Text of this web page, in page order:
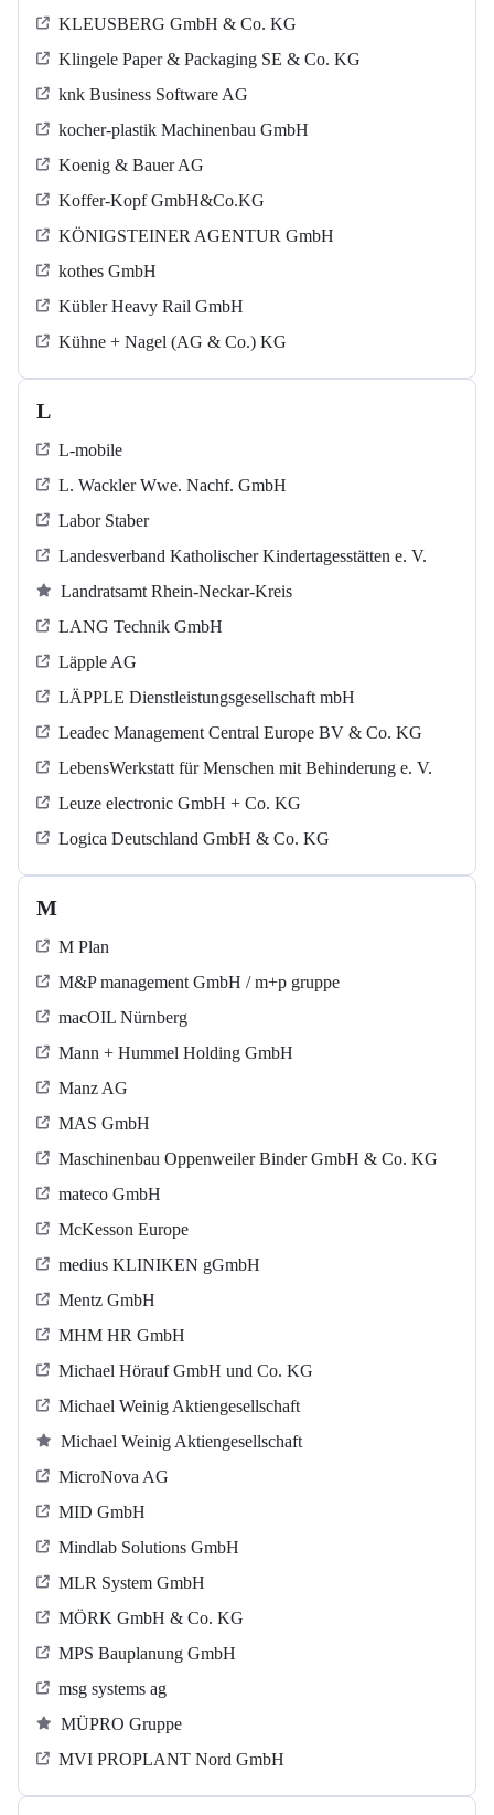
KLEUSBERG GmbH & Co. KG
Klingele Paper & Packaging SE & Co. KG
knk Business Software AG
kocher-plastik Machinenbau GmbH
Koenig & Bauer AG
Koffer-Kopf GmbH&Co.KG
KÖNIGSTEINER AGENTUR GmbH
kothes GmbH
Kübler Heavy Rail GmbH
Kühne + Nagel (AG & Co.) KG
L
L-mobile
L. Wackler Wwe. Nachf. GmbH
Labor Staber
Landesverband Katholischer Kindertagesstätten e. V.
Landratsamt Rhein-Neckar-Kreis
LANG Technik GmbH
Läpple AG
LÄPPLE Dienstleistungsgesellschaft mbH
Leadec Management Central Europe BV & Co. KG
LebensWerkstatt für Menschen mit Behinderung e. V.
Leuze electronic GmbH + Co. KG
Logica Deutschland GmbH & Co. KG
M
M Plan
M&P management GmbH / m+p gruppe
macOIL Nürnberg
Mann + Hummel Holding GmbH
Manz AG
MAS GmbH
Maschinenbau Oppenweiler Binder GmbH & Co. KG
mateco GmbH
McKesson Europe
medius KLINIKEN gGmbH
Mentz GmbH
MHM HR GmbH
Michael Hörauf GmbH und Co. KG
Michael Weinig Aktiengesellschaft
Michael Weinig Aktiengesellschaft
MicroNova AG
MID GmbH
Mindlab Solutions GmbH
MLR System GmbH
MÖRK GmbH & Co. KG
MPS Bauplanung GmbH
msg systems ag
MÜPRO Gruppe
MVI PROPLANT Nord GmbH